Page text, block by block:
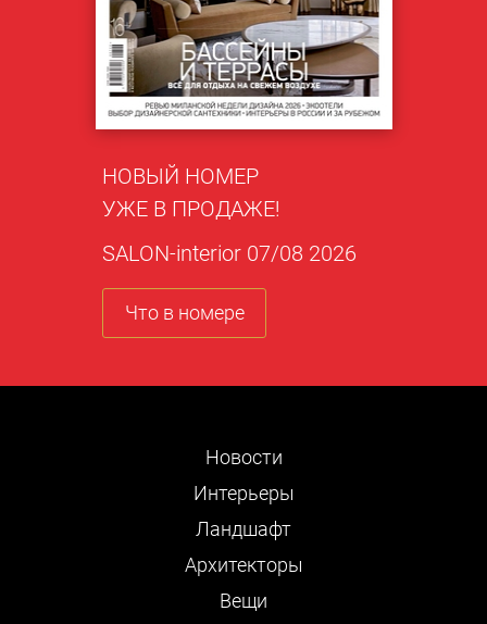
НОВЫЙ НОМЕР
УЖЕ В ПРОДАЖЕ!
SALON-interior 07/08 2026
Что в номере
Новости
Интерьеры
Ландшафт
Архитекторы
Вещи